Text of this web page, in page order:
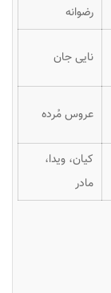
رضوانه
نایی جان
عروس مُرده
کیان، ویدا،
مادر